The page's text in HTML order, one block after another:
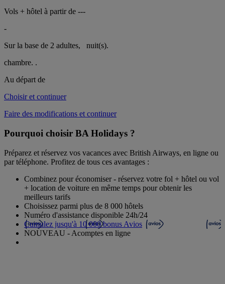
Vols + hôtel à partir de ---
-
Sur la base de 2 adultes,
nuit(s).
chambre. .
Au départ de
Choisir et continuer
Faire des modifications et continuer
Pourquoi choisir BA Holidays ?
Préparez et réservez vos vacances avec British Airways, en ligne ou
par téléphone. Profitez de tous ces avantages :
Combinez pour économiser - réservez votre fol + hôtel ou vol
+ location de voiture en même temps pour obtenir les
meilleurs tarifs
Choisissez parmi plus de 8 000 hôtels
Numéro d'assistance disponible 24h/24
Cumulez jusqu'à 10 000 bonus Avios
NOUVEAU - Acomptes en ligne